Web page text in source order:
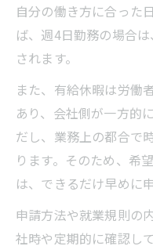
自分の働き方に合った
ば、週4日勤務の場合
されます。
また、有給休暇は労働
あり、会社側が一方的
だし、業務上の都合で
ります。そのため、希
は、できるだけ早めに
申請方法や就業規則の
社時や定期的に確認し